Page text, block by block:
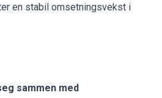
en stabil omsetningsvekst i
sammen med